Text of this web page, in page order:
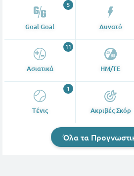
Goal Goal
5
Δυνατό
Ασιατικά
11
ΗΜ/ΤΕ
Tένις
1
Ακριβές Σκόρ
Όλα τα